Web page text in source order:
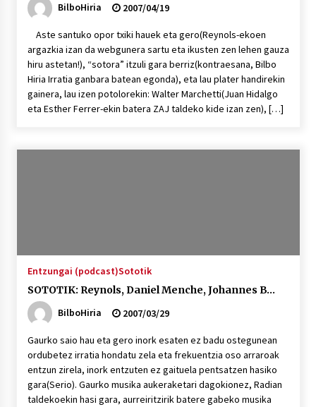
BilboHiria
2007/04/19
Aste santuko opor txiki hauek eta gero(Reynols-ekoen
argazkia izan da webgunera sartu eta ikusten zen lehen gauza
hiru astetan!), “sotora” itzuli gara berriz(kontraesana, Bilbo
Hiria Irratia ganbara batean egonda), eta lau plater handirekin
gainera, lau izen potolorekin: Walter Marchetti(Juan Hidalgo
eta Esther Ferrer-ekin batera ZAJ taldeko kide izan zen), […]
Entzungai (podcast)Sototik
SOTOTIK: Reynols, Daniel Menche, Johannes B…
BilboHiria
2007/03/29
Gaurko saio hau eta gero inork esaten ez badu ostegunean
ordubetez irratia hondatu zela eta frekuentzia oso arraroak
entzun zirela, inork entzuten ez gaituela pentsatzen hasiko
gara(Serio). Gaurko musika aukeraketari dagokionez, Radian
taldekoekin hasi gara, aurreiritzirik batere gabeko musika